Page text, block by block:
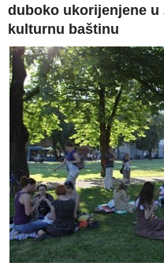
duboko ukorijenjene
kulturnu baštinu